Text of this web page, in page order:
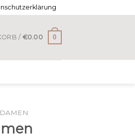
/ €0.00 0